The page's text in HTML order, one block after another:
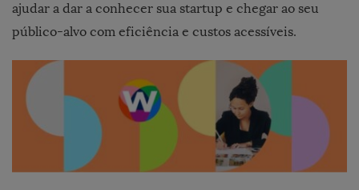
ajudar a dar a conhecer sua startup e chegar ao seu
público-alvo com eficiência e custos acessíveis.